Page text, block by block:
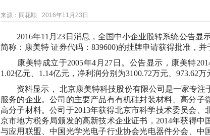
来源：同花顺 2016年11月23日
2016年11月23日消息，全国中小企业股转系统公告显
简称：康美特 证券代码：839600)的挂牌申请获得批准，并
康美特成立于2005年4月27日。公告显示，康美特
1.02亿元、1.14亿元，净利润分别为3100.72万元、973.62万
资料显示， 北京康美特科技股份有限公司是一家专注
服务的企业。公司的主要产品有有机硅封装材料、高分子
高分子材料。公司于2013年获得北京市科学技术委员会
京市地方税务局颁发的高新技术企业证书，2014年获得
与应用联盟、中国光学光电子行业协会光电器件分会、中